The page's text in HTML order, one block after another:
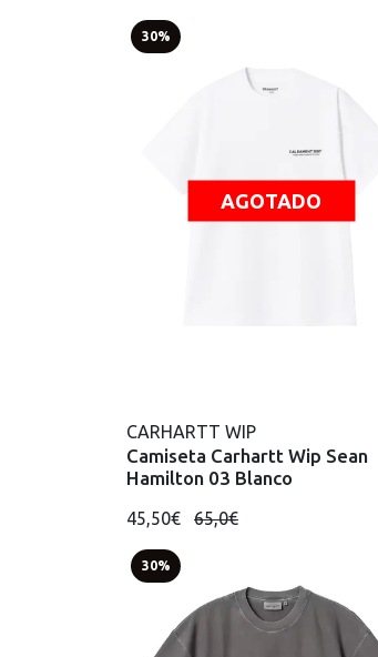
30%
AGOTADO
CARHARTT WIP
Camiseta Carhartt Wip Sean
Hamilton 03 Blanco
45,50€ 65,0€
30%